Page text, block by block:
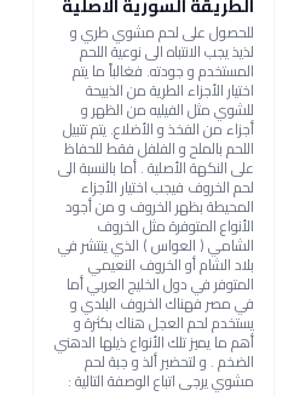
للحصول على لحم مشوي طري و
لذيذ يجب الانتباه الى نوعية اللحم
المستخدم و جودته. فغالباً ما يتم
اختيار الأجزاء الطرية من الذبيحة
للشوي مثل الفيليه من الظهر و
أجزاء من الفخذ و الأضلاع. يتم تتبيل
اللحم بالملح و الفلفل فقط للحفاظ
على النكهة الأصلية . أما بالنسبة الى
لحم الخروف فيجب اختيار الأجزاء
المحيطة بظهر الخروف و من أجود
الأنواع المتوفرة مثل الخروف
الشامي ( العواس ) الذي ينتشر في
بلاد الشام أو الخروف النعيمي
المتوفر في دول الخليج العربي أما
في مصر فهناك الخروف البلدي و
يستخدم لحم العجل هناك بكثرة و
أهم ما يميز تلك الأنواع ذيلها الدهني
الضخم . و لتحضير ألذ و جبة لحم
مشوي يرجى اتباع الوصفة التالية :